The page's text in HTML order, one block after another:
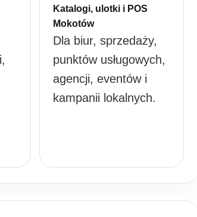
Katalogi, ulotki i POS
Mokotów
Dla biur, sprzedaży,
punktów usługowych,
agencji, eventów i
kampanii lokalnych.